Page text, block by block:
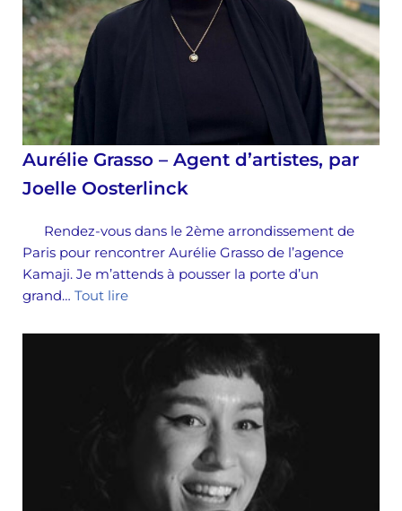
Aurélie Grasso – Agent d’artistes, par
Joelle Oosterlinck
Rendez-vous dans le 2ème arrondissement de
Paris pour rencontrer Aurélie Grasso de l’agence
Kamaji. Je m’attends à pousser la porte d’un
grand… Tout lire